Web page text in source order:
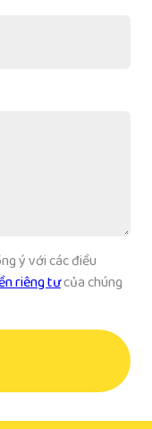
ý với các điều
riêng tưcủa chúng